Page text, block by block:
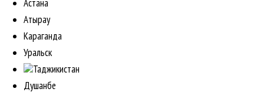
Астана
Атырау
Караганда
Уральск
Таджикистан
Душанбе